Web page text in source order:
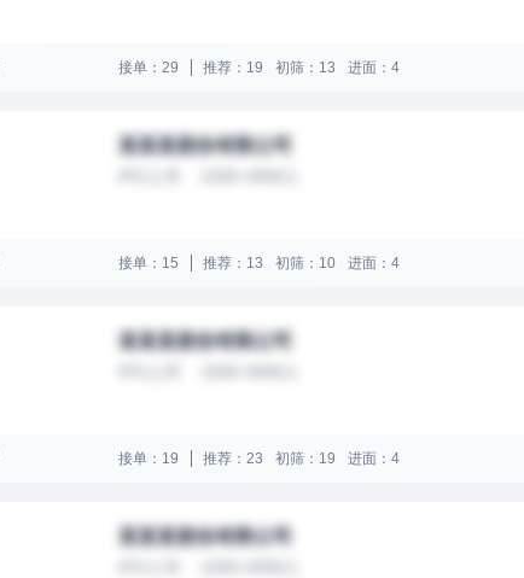
接单：29 推荐：19 初筛：13 进面：4
某某某股份有限公司
接单：15 推荐：13 初筛：10 进面：4
某某某股份有限公司
接单：19 推荐：23 初筛：19 进面：4
某某某股份有限公司